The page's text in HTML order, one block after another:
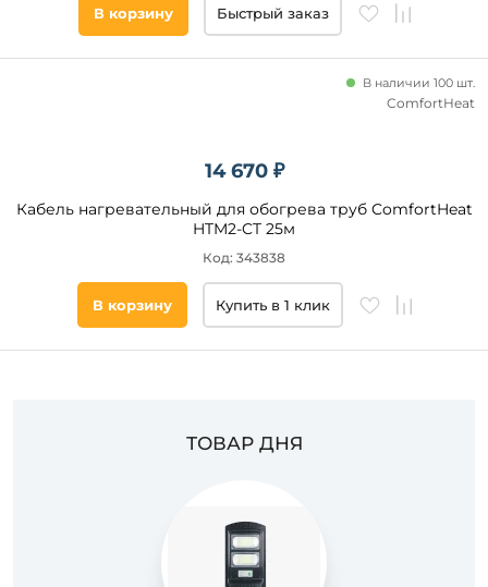
В корзину Быстрый заказ
14 670 ₽
Кабель нагревательный для обогрева труб ComfortHeat
HTM2-CT 25м
В наличии 100 шт.
Код: 343838
ComfortHeat
В корзину Купить в 1 клик
ТОВАР ДНЯ